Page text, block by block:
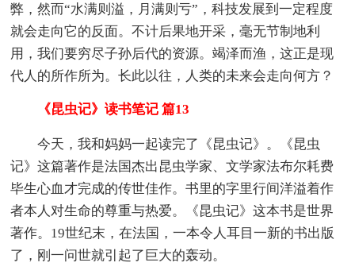
弊，然而“水满则溢，月满则亏”，科技发展到一定程度
就会走向它的反面。不计后果地开采，毫无节制地利
用，我们要穷尽子孙后代的资源。竭泽而渔，这正是现
代人的所作所为。长此以往，人类的未来会走向何方？
《昆虫记》读书笔记 篇13
今天，我和妈妈一起读完了《昆虫记》。《昆虫
记》这篇著作是法国杰出昆虫学家、文学家法布尔耗费
毕生心血才完成的传世佳作。书里的字里行间洋溢着作
者本人对生命的尊重与热爱。《昆虫记》这本书是世界
著作。19世纪末，在法国，一本令人耳目一新的书出版
了，刚一问世就引起了巨大的轰动。